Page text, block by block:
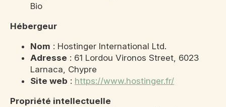
Bio
Hébergeur
Nom : Hostinger International Ltd.
Adresse : 61 Lordou Vironos Street, 6023
Larnaca, Chypre
Site web : https://www.hostinger.fr/
Propriété intellectuelle